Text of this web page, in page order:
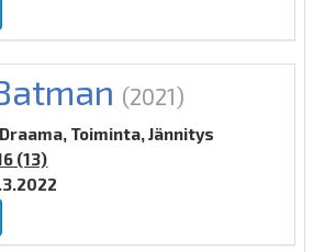
(2021)
Draama, Toiminta, Jännitys
(13)